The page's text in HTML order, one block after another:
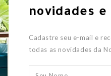
novidades
Cadastre seu e-mail e
todas as novidades da